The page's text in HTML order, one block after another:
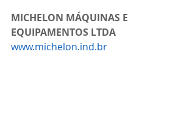
MICHELON MÁQUINAS E
EQUIPAMENTOS LTDA
www.michelon.ind.br